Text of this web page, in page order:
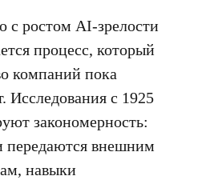
с ростом AI-зрелости
процесс, который
компаний пока
Исследования с 1925
закономерность:
передаются внешним
навыки